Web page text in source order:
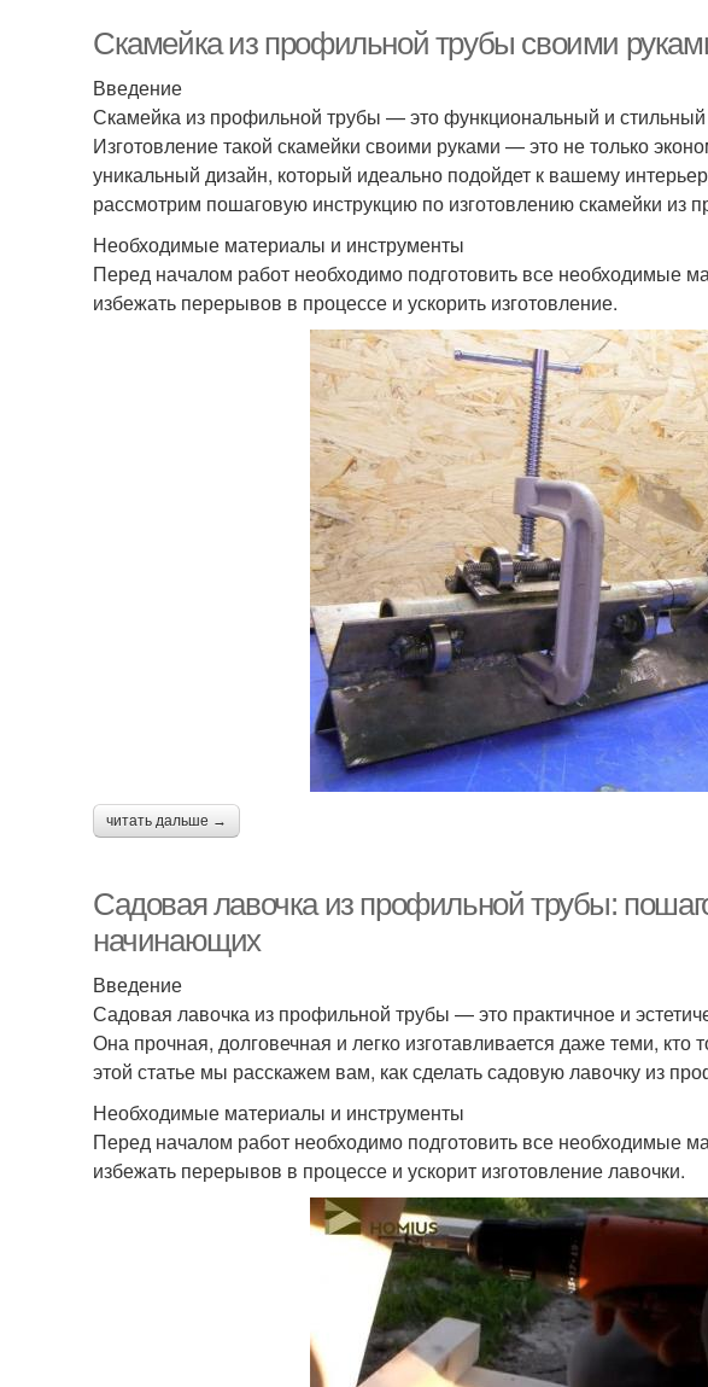
Скамейка из профильной трубы своими
Введение
Скамейка из профильной трубы — это функциональный и
Изготовление такой скамейки своими руками — это не только
уникальный дизайн, который идеально подойдет к вашему
рассмотрим пошаговую инструкцию по изготовлению скамейки из
Необходимые материалы и инструменты
Перед началом работ необходимо подготовить все необходимые
избежать перерывов в процессе и ускорить изготовление.
читать дальше →
Садовая лавочка из профильной трубы:
начинающих
Введение
Садовая лавочка из профильной трубы — это практичное и
Она прочная, долговечная и легко изготавливается даже теми, кто
этой статье мы расскажем вам, как сделать садовую лавочку из
Необходимые материалы и инструменты
Перед началом работ необходимо подготовить все необходимые
избежать перерывов в процессе и ускорит изготовление лавочки.